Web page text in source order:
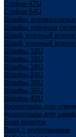
Стойки 47U
Стойки 54U
Шкафы
Шкафы уличные
Шкаф уличный
Шкаф уличный
Шкафы 12U
Шкафы 15U
Шкафы 18U
Шкафы 24U
Шкафы 30U
Шкафы 36U
Шкафы 42U
Аксессуары для
Аксессуары для
Блок розеток
Ввод с уплотнением